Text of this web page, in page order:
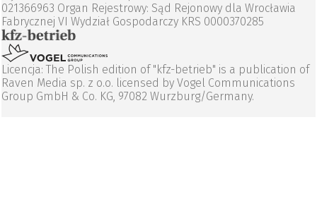
021366963 Organ Rejestrowy: Sąd Rejonowy dla Wrocławia
Fabrycznej VI Wydział Gospodarczy KRS 0000370285
Licencja: The Polish edition of "kfz-betrieb" is a publication of
Raven Media sp. z o.o. licensed by Vogel Communications
Group GmbH & Co. KG, 97082 Wurzburg/Germany.